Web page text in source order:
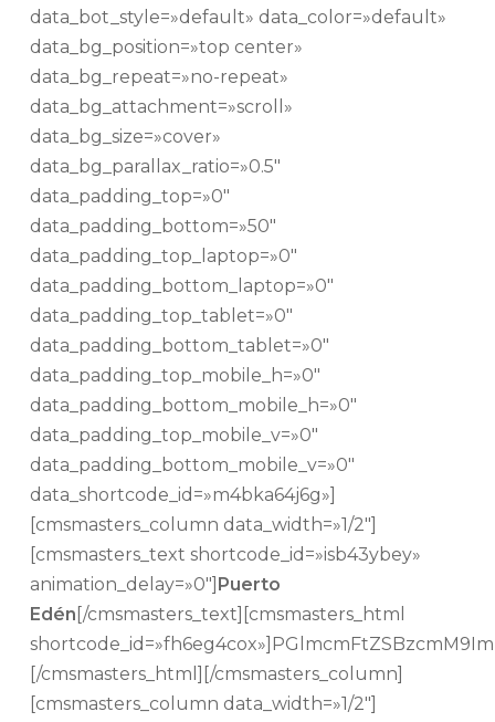
data_bot_style=»default» data_color=»default»
data_bg_position=»top center»
data_bg_repeat=»no-repeat»
data_bg_attachment=»scroll»
data_bg_size=»cover»
data_bg_parallax_ratio=»0.5″
data_padding_top=»0″
data_padding_bottom=»50″
data_padding_top_laptop=»0″
data_padding_bottom_laptop=»0″
data_padding_top_tablet=»0″
data_padding_bottom_tablet=»0″
data_padding_top_mobile_h=»0″
data_padding_bottom_mobile_h=»0″
data_padding_top_mobile_v=»0″
data_padding_bottom_mobile_v=»0″
data_shortcode_id=»m4bka64j6g»]
[cmsmasters_column data_width=»1/2″]
[cmsmasters_text shortcode_id=»isb43ybey»
animation_delay=»0″] Puerto
Edén [/cmsmasters_text][cmsmasters_html
[/cmsmasters_html][/cmsmasters_column]
[cmsmasters_column data_width=»1/2″]